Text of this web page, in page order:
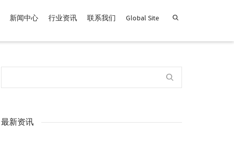
新闻中心 行业资讯 联系我们 Global Site
最新资讯